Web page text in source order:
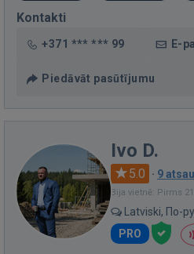
Kontakti
+371 *** *** 99 E-
Piedāvāt pasūtījumu
Ivo D.
5.0 · 9
Bija vietnē: Pirms
Latviski, По-
PRO